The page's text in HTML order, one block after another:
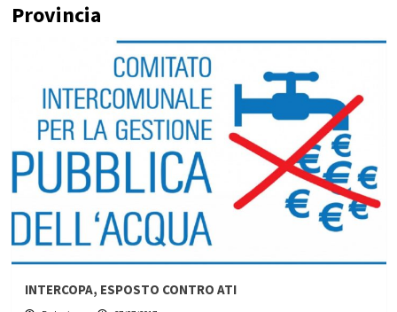
Provincia
INTERCOPA, ESPOSTO CONTRO ATI